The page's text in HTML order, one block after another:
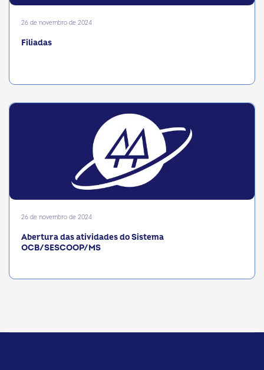
26 de novembro de 2024
Filiadas
26 de novembro de 2024
Abertura das atividades do Sistema
OCB/SESCOOP/MS